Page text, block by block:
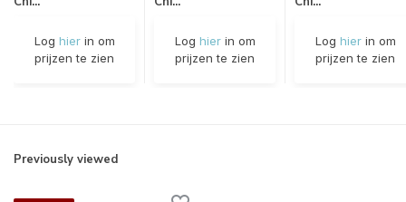
Log hierin om
prijzen te zien
Log hierin om
prijzen te zien
Log hierin om
prijzen te zien
Previously viewed